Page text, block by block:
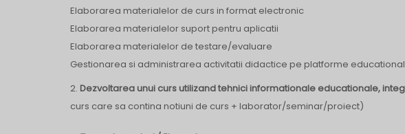
Elaborarea materialelor de curs in format electronic
Elaborarea materialelor suport pentru aplicatii
Elaborarea materialelor de testare/evaluare
Gestionarea si administrarea activitatii didactice pe platforme
2. Dezvoltarea unui curs utilizand tehnici informationale educationale,
curs care sa contina notiuni de curs + laborator/seminar/proiect)